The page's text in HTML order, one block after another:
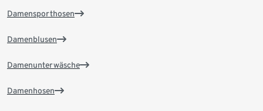
Damensporthosen
Damenblusen
Damenunterwäsche
Damenhosen